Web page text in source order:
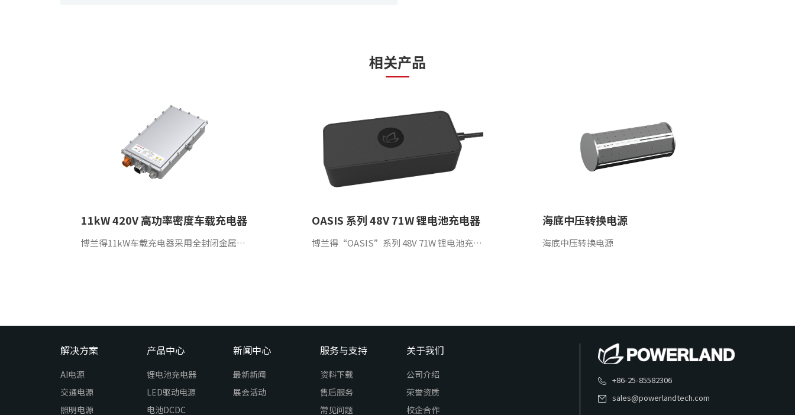
相关产品
11kW 420V 高功率密度车载充电器
博兰得11kW车载充电器采用全封闭金属外壳设计，兼容单向和三相输入，具备超高功率密度、超高可靠性、高性能热处理和超长使用寿命等特性，广泛应用于电动车、电动巴士、电动艇等。
OASIS 系列 48V 71W 锂电池充电器
博兰得“OASIS”系列 48V 71W 锂电池充电器，采 用全封闭无风扇塑料外壳设计，具备高效率、高可 靠性和超长使用寿命等特性，并具备全球安全认证， 该充电器为全球电动工具，广泛应用于电动滑板车。
海底中压转换电源
海底中压转换电源
解决方案
AI电源
交通电源
照明电源
产品中心
锂电池充电器
LED驱动电源
电池DCDC
新闻中心
最新新闻
展会活动
服务与支持
资料下载
售后服务
常见问题
关于我们
公司介绍
荣誉资质
校企合作
+86-25-85582306
sales@powerlandtech.com